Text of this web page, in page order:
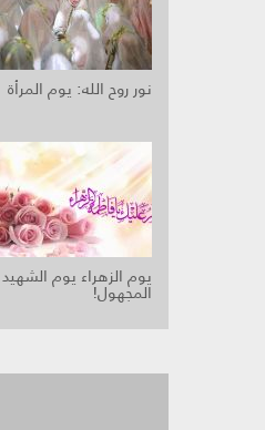
نور روح الله: يوم المرأة
يوم الزهراء يوم الشهيد
المجهول!